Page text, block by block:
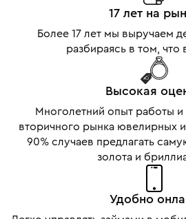
17 лет на
Более 17 лет мы выручаем
разбираясь в том, что
Высокая
Многолетний опыт работы и
вторичного рынка ювелирных
90% случаев предлагать
золота и
Удобно